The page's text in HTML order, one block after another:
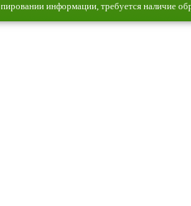
информации, требуется наличие